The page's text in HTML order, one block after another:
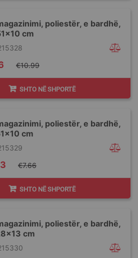
poliestër, e bardhë,
cm
€10.99
SHTO NË SHPORTË
poliestër, e bardhë,
cm
€7.66
SHTO NË SHPORTË
poliestër, e bardhë,
cm